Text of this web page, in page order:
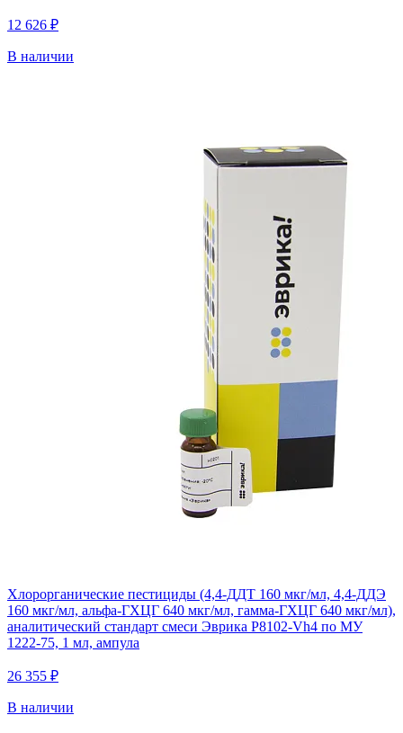
12 626 ₽
В наличии
Хлорорганические пестициды (4,4-ДДТ 160 мкг/мл, 4,4-ДДЭ
160 мкг/мл, альфа-ГХЦГ 640 мкг/мл, гамма-ГХЦГ 640 мкг/мл),
аналитический стандарт смеси Эврика P8102-Vh4 по МУ
1222-75, 1 мл, ампула
26 355 ₽
В наличии